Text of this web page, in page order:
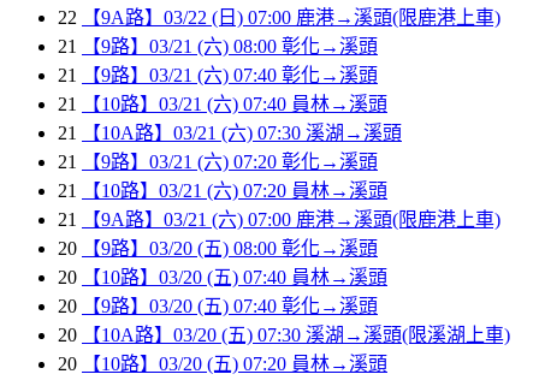
22
【9A路】03/22 (日) 07:00 鹿港→溪頭(限鹿港上車)
21
【9路】03/21 (六) 08:00 彰化→溪頭
21
【9路】03/21 (六) 07:40 彰化→溪頭
21
【10路】03/21 (六) 07:40 員林→溪頭
21
【10A路】03/21 (六) 07:30 溪湖→溪頭
21
【9路】03/21 (六) 07:20 彰化→溪頭
21
【10路】03/21 (六) 07:20 員林→溪頭
21
【9A路】03/21 (六) 07:00 鹿港→溪頭(限鹿港上車)
20
【9路】03/20 (五) 08:00 彰化→溪頭
20
【10路】03/20 (五) 07:40 員林→溪頭
20
【9路】03/20 (五) 07:40 彰化→溪頭
20
【10A路】03/20 (五) 07:30 溪湖→溪頭(限溪湖上車)
20
【10路】03/20 (五) 07:20 員林→溪頭